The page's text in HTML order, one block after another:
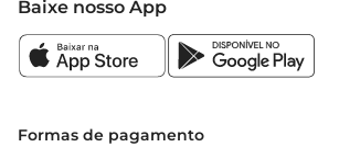
Baixe nosso App
Formas de pagamento